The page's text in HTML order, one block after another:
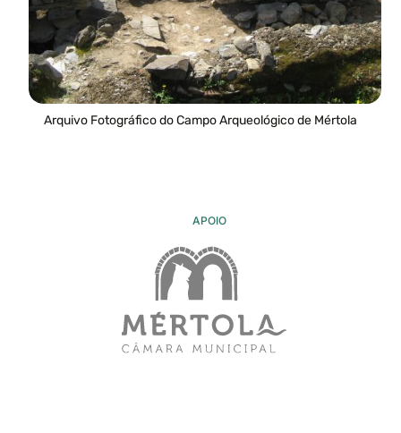
Arquivo Fotográfico do Campo Arqueológico de Mértola
APOIO